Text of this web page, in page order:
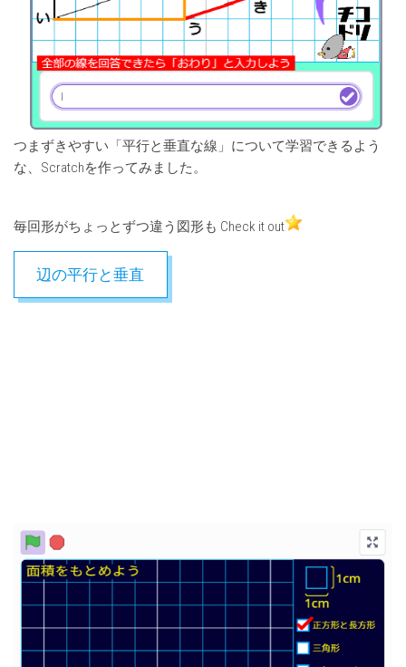
つまずきやすい「平行と垂直な線」について学習できるよう
な、Scratchを作ってみました。
毎回形がちょっとずつ違う図形も Check it out
辺の平行と垂直